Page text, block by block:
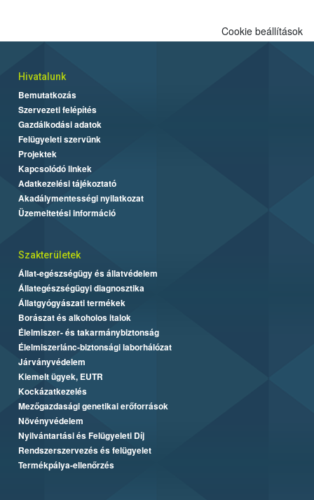
Cookie beállítások
Hivatalunk
Bemutatkozás
Szervezeti felépítés
Gazdálkodási adatok
Felügyeleti szervünk
Projektek
Kapcsolódó linkek
Adatkezelési tájékoztató
Akadálymentességi nyilatkozat
Üzemeltetési információ
Szakterületek
Állat-egészségügy és állatvédelem
Állategészségügyi diagnosztika
Állatgyógyászati termékek
Borászat és alkoholos italok
Élelmiszer- és takarmánybiztonság
Élelmiszerlánc-biztonsági laborhálózat
Járványvédelem
Kiemelt ügyek, EUTR
Kockázatkezelés
Mezőgazdasági genetikai erőforrások
Növényvédelem
Nyilvántartási és Felügyeleti Díj
Rendszerszervezés és felügyelet
Termékpálya-ellenőrzés